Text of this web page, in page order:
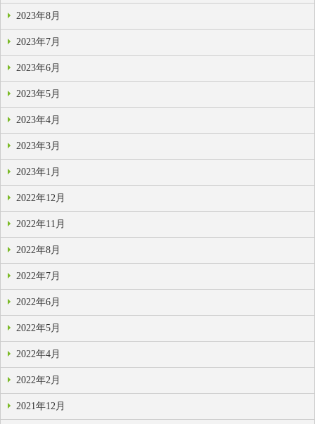
2023年8月
2023年7月
2023年6月
2023年5月
2023年4月
2023年3月
2023年1月
2022年12月
2022年11月
2022年8月
2022年7月
2022年6月
2022年5月
2022年4月
2022年2月
2021年12月